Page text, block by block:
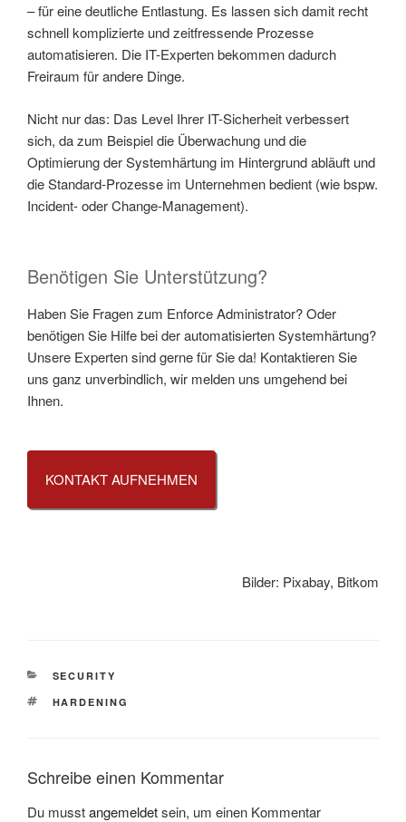
– für eine deutliche Entlastung. Es lassen sich damit recht
schnell komplizierte und zeitfressende Prozesse
automatisieren. Die IT-Experten bekommen dadurch
Freiraum für andere Dinge.
Nicht nur das: Das Level Ihrer IT-Sicherheit verbessert
sich, da zum Beispiel die Überwachung und die
Optimierung der Systemhärtung im Hintergrund abläuft und
die Standard-Prozesse im Unternehmen bedient (wie bspw.
Incident- oder Change-Management).
Benötigen Sie Unterstützung?
Haben Sie Fragen zum Enforce Administrator? Oder
benötigen Sie Hilfe bei der automatisierten Systemhärtung?
Unsere Experten sind gerne für Sie da! Kontaktieren Sie
uns ganz unverbindlich, wir melden uns umgehend bei
Ihnen.
KONTAKT AUFNEHMEN
Bilder: Pixabay, Bitkom
KATEGORIEN
SECURITY
SCHLAGWÖRTER
HARDENING
Schreibe einen Kommentar
Du musstangemeldetsein, um einen Kommentar